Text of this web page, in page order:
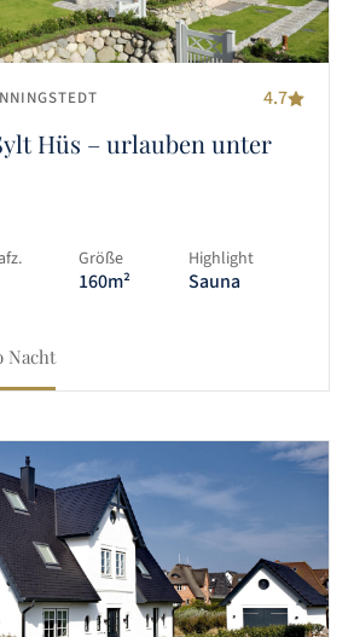
4.7
Hüs – urlauben unter
Größe
160m²
Highlight
Sauna
Nacht